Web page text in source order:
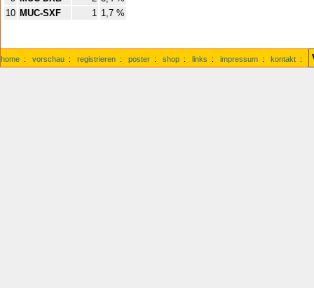
10 MUC-SXF 1 1,7 %
home : vorschau : registrieren : poster : shop : links : impressum : kontakt :